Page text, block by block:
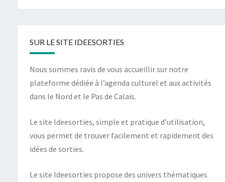
SUR LE SITE IDEESORTIES
Nous sommes ravis de vous accueillir sur notre
plateforme dédiée à l’agenda culturel et aux activités
dans le Nord et le Pas de Calais.
Le site Ideesorties, simple et pratique d’utilisation,
vous permet de trouver facilement et rapidement des
idées de sorties.
Le site Ideesorties propose des univers thématiques